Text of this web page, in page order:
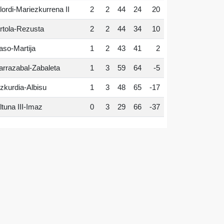
Mariezkurrena II 2 2 44 24 20
Rezusta 2 2 44 34 10
Martija 1 2 43 41 2
Zabaleta 1 3 59 64 -5
Albisu 1 3 48 65 -17
III-Imaz 0 3 29 66 -37